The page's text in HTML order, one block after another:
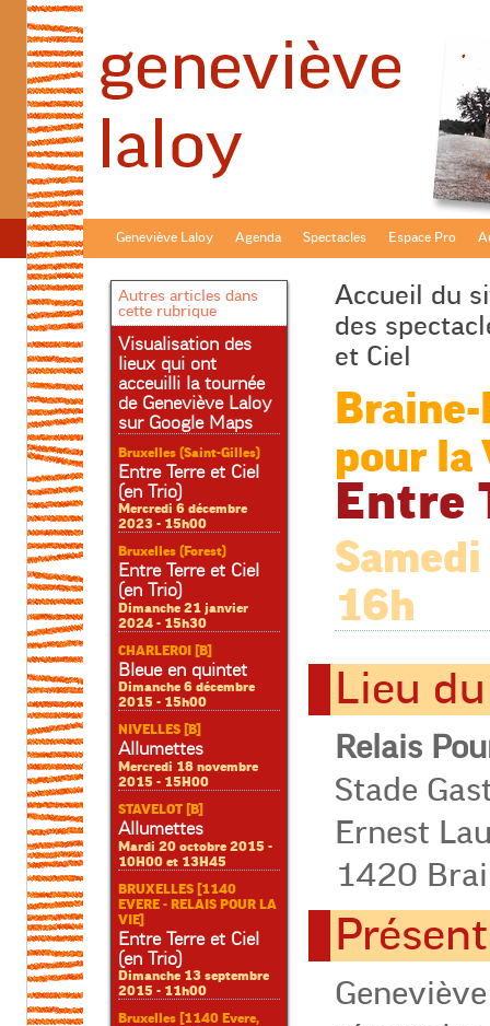
Geneviève Laloy Agenda Spectacles Espace Pro
Autres articles dans
cette rubrique
Visualisation des
lieux qui ont
acceuilli la tournée
de Geneviève Laloy
sur Google Maps
Bruxelles (Saint-Gilles)
Entre Terre et Ciel
(en Trio)
Mercredi 6 décembre
2023 - 15h00
Bruxelles (Forest)
Entre Terre et Ciel
(en Trio)
Dimanche 21 janvier
2024 - 15h30
CHARLEROI [B]
Bleue en quintet
Dimanche 6 décembre
2015 - 15h00
NIVELLES [B]
Allumettes
Mercredi 18 novembre
2015 - 15H00
STAVELOT [B]
Allumettes
Mardi 20 octobre 2015 -
10H00 et 13H45
BRUXELLES [1140
EVERE - RELAIS POUR LA
VIE]
Entre Terre et Ciel
(en Trio)
Dimanche 13 septembre
2015 - 11h00
Bruxelles [1140 Evere,
Accueil du
des
et Ciel
pour la
Entre
16h
Lieu
Relais
Stade
Ernest
1420